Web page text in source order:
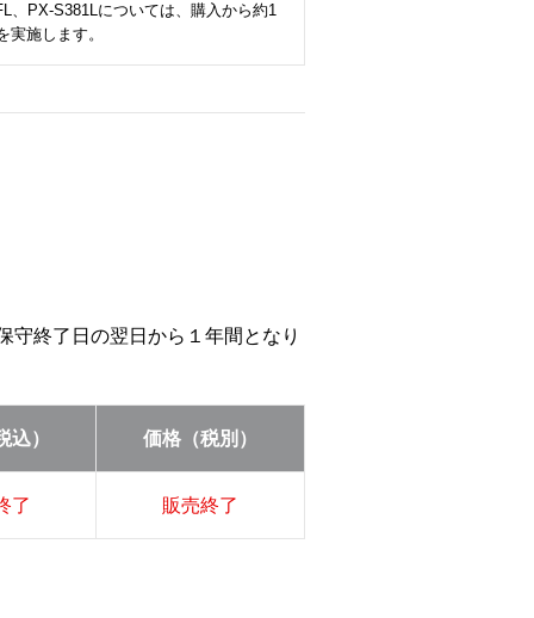
、PX-S381Lについては、購入から約1
実施します。
守終了日の翌日から１年間となり
込） 価格（税別）
了 販売終了